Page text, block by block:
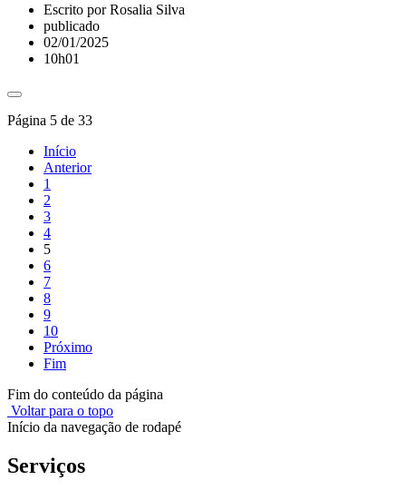
Escrito por Rosalia Silva
publicado
02/01/2025
10h01
Página 5 de 33
Início
Anterior
1
2
3
4
5
6
7
8
9
10
Próximo
Fim
Fim do conteúdo da página
Voltar para o topo
Início da navegação de rodapé
Serviços